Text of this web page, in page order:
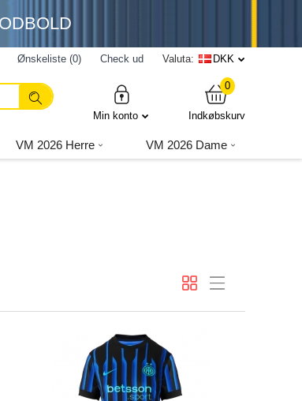
Ønskeliste (0) Check ud Valuta: DKK
Min konto
0
Indkøbskurv
VM 2026 Herre VM 2026 Dame